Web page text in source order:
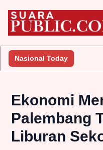
Nasional Today
Penyelidikan
Ekonomi
Palembang
Liburan